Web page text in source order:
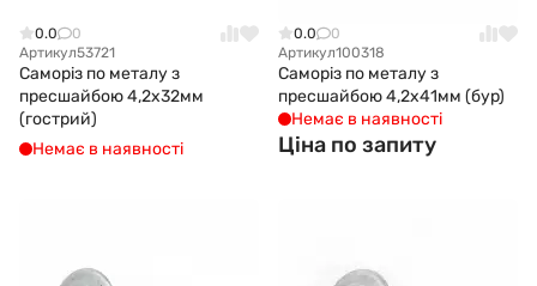
0.0
0
Артикул53721
Саморіз по металу з
пресшайбою 4,2x32мм
(гострий)
Немає в наявності
0.0
0
Артикул100318
Саморіз по металу з
пресшайбою 4,2x41мм (бур)
Немає в наявності
Ціна по запиту